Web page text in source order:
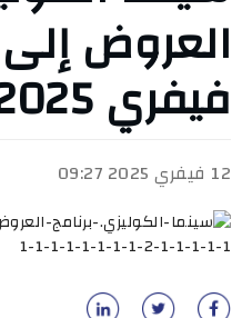
فيفري 2025
12 فيفري 2025 09:27